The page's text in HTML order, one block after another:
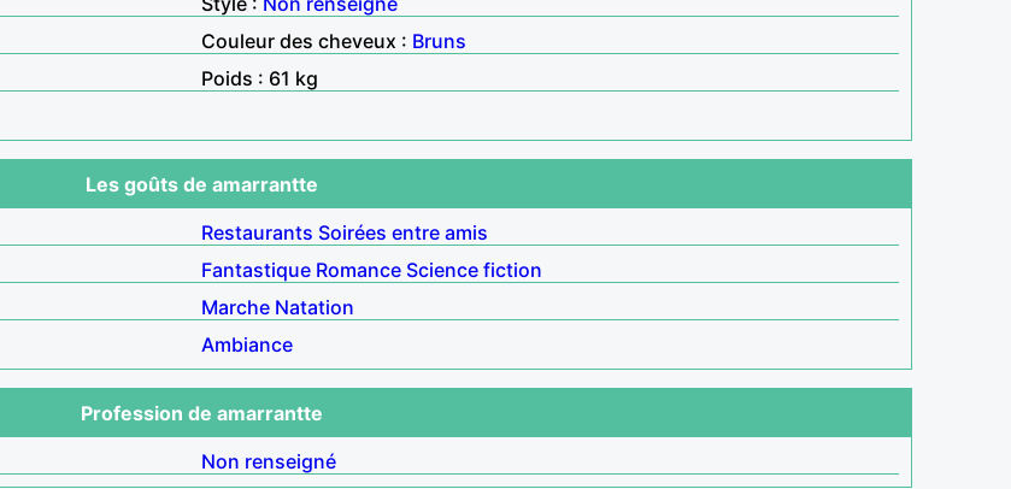
Couleur des cheveux : Bruns
Poids : 61 kg
Les goûts de amarrantte
Restaurants Soirées entre amis
Fantastique Romance Science fiction
Marche Natation
Ambiance
Profession de amarrantte
Non renseigné